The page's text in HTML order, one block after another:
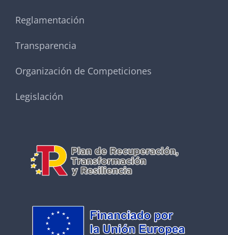
Reglamentación
Transparencia
Organización de Competiciones
Legislación